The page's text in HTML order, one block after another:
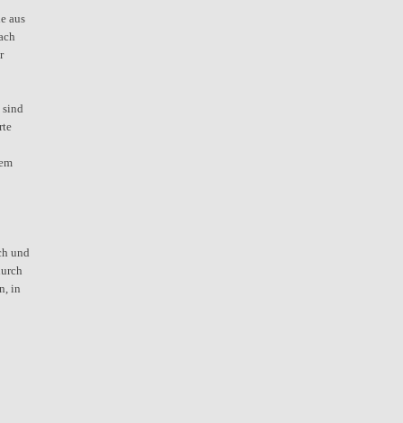
aus
sind
und
in